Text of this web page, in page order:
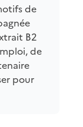
de
B2
de
pour